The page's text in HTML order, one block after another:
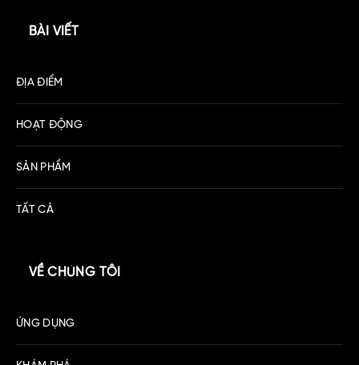
BÀI VIẾT
ĐỊA ĐIỂM
HOẠT ĐỘNG
SẢN PHẨM
TẤT CẢ
VỀ CHÚNG TÔI
ỨNG DỤNG